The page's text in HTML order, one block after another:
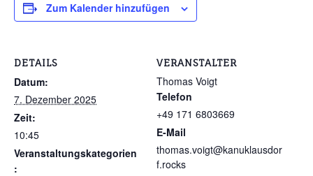
Zum Kalender hinzufügen
DETAILS
Datum:
7. Dezember 2025
Zeit:
10:45
Veranstaltungskategorien
:
VERANSTALTER
Thomas Voigt
Telefon
+49 171 6803669
E-Mail
thomas.voigt@kanuklausdor
f.rocks